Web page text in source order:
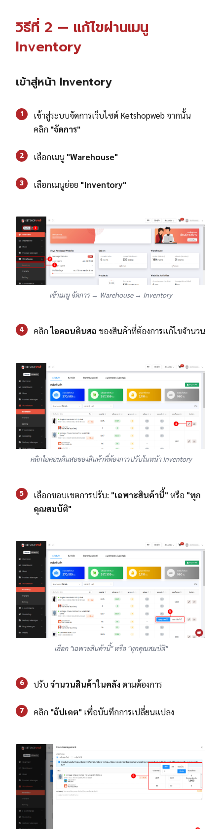
วิธีที่ 2 — แก้ไขผ่านเมนู
Inventory
เข้าสู่หน้า Inventory
1
เข้าสู่ระบบจัดการเว็บไซต์ Ketshopweb จากนั้น
คลิก "จัดการ"
2 เลือกเมนู "Warehouse"
3 เลือกเมนูย่อย "Inventory"
เข้าเมนู จัดการ → Warehouse → Inventory
4 คลิกไอคอนดินสอ ของสินค้าที่ต้องการแก้ไขจำนวน
คลิกไอคอนดินสอของสินค้าที่ต้องการปรับในหน้า Inventory
5 เลือกขอบเขตการปรับ: "เฉพาะสินค้านี้"หรือ "ทุก
คุณสมบัติ"
เลือก "เฉพาะสินค้านี้" หรือ "ทุกคุณสมบัติ"
6 ปรับจำนวนสินค้าในคลังตามต้องการ
7 คลิก "อัปเดต" เพื่อบันทึกการเปลี่ยนแปลง